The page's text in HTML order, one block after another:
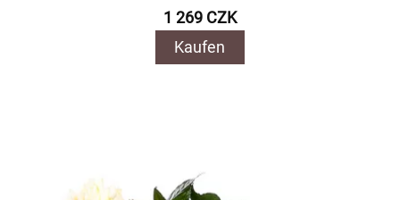
1 269 CZK
Kaufen